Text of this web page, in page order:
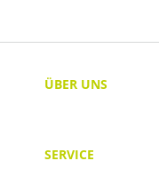
ÜBER UNS
SERVICE